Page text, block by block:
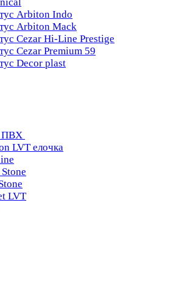
Arbiton Indo
Arbiton Mack
Cezar Hi-Line Prestige
Cezar Premium 59
Decor plast
ПВХ
LVT елочка
LVT